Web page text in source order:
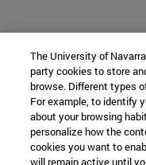
The University of
party cookies to store
browse. Different types
For example, to identify
about your browsing
personalize how the
cookies you want to
will remain active until